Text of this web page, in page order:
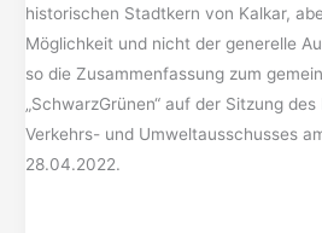
historischen Stadtkern von Kalkar,
Möglichkeit und nicht der generelle
so die Zusammenfassung zum
„SchwarzGrünen“ auf der Sitzung
Verkehrs- und Umweltausschusses
28.04.2022.